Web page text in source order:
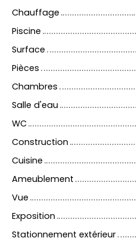
Chauffage
Piscine
Surface
Pièces
Chambres
Salle d'eau
WC
Construction
Cuisine
Ameublement
Vue
Exposition
Stationnement extérieur